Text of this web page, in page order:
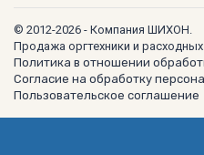
© 2012-2026 - Компания ШИХОН.
Продажа оргтехники и
Политика в отношении
Согласие на обработку
Пользовательское соглашение